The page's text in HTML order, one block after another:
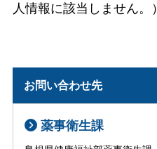
人情報に該当しません。）
お問い合わせ先
薬事衛生課